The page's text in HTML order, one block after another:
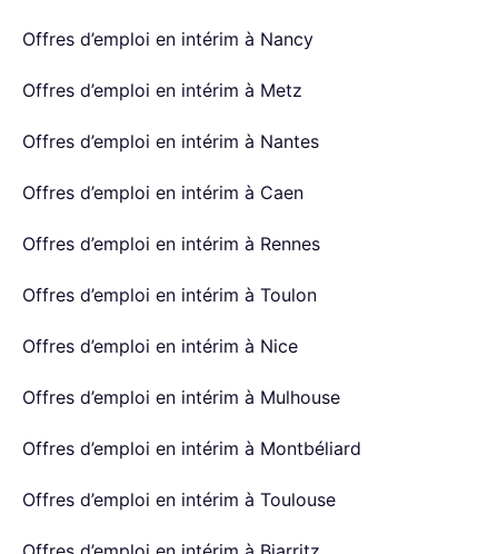
Offres d’emploi en intérim à Nancy
Offres d’emploi en intérim à Metz
Offres d’emploi en intérim à Nantes
Offres d’emploi en intérim à Caen
Offres d’emploi en intérim à Rennes
Offres d’emploi en intérim à Toulon
Offres d’emploi en intérim à Nice
Offres d’emploi en intérim à Mulhouse
Offres d’emploi en intérim à Montbéliard
Offres d’emploi en intérim à Toulouse